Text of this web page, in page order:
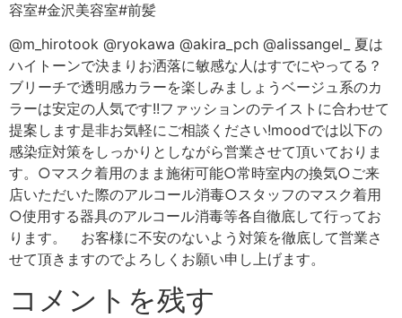
@m_hirotook @ryokawa @akira_pch @alissangel_ 夏は
ハイトーンで決まりお洒落に敏感な人はすでにやってる？
ブリーチで透明感カラーを楽しみましょうベージュ系のカ
ラーは安定の人気です!!ファッションのテイストに合わせて
提案します是非お気軽にご相談ください‍!moodでは以下の
感染症対策をしっかりとしながら営業させて頂いておりま
す。○マスク着用のまま施術可能○常時室内の換気○ご来
店いただいた際のアルコール消毒○スタッフのマスク着用
○使用する器具のアルコール消毒等各自徹底して行ってお
ります。 お客様に不安のないよう対策を徹底して営業さ
せて頂きますのでよろしくお願い申し上げます。
コメントを残す